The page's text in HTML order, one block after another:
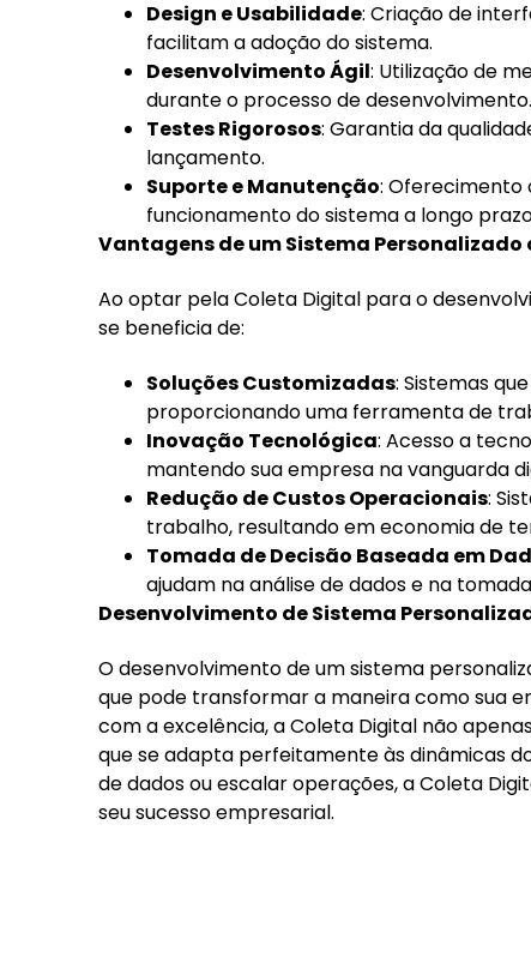
Design e Usabilidade: Criação de
facilitam a adoção do sistema.
Desenvolvimento Ágil: Utilização de
durante o processo de desenvolvimento.
Testes Rigorosos: Garantia da
lançamento.
Suporte e Manutenção: Oferecimento
funcionamento do sistema a longo
Vantagens de um Sistema
Ao optar pela Coleta Digital para o
se beneficia de:
Soluções Customizadas: Sistemas
proporcionando uma ferramenta de
Inovação Tecnológica: Acesso a
mantendo sua empresa na vanguarda
Redução de Custos Operacionais:
trabalho, resultando em economia de
Tomada de Decisão Baseada em
ajudam na análise de dados e na
Desenvolvimento de Sistema
O desenvolvimento de um sistema
que pode transformar a maneira como sua
com a excelência, a Coleta Digital não
que se adapta perfeitamente às dinâmicas
de dados ou escalar operações, a Coleta
seu sucesso empresarial.